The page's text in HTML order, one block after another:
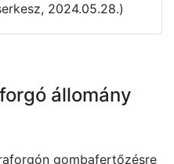
2024.05.28.)
állomány
gombafertőzésre